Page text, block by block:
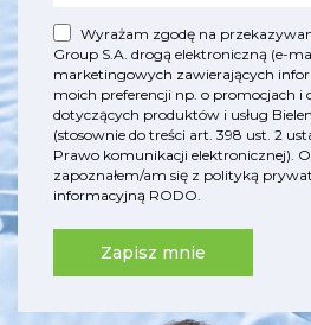
Wyrażam zgodę na
Group S.A. drogą elektroniczną (e-
marketingowych zawierających
moich preferencji np. o promocjach i
dotyczących produktów i usług
(stosownie do treści art. 398 ust. 2
Prawo komunikacji elektronicznej).
zapoznałem/am się z polityką
informacyjną RODO.
Zapisz mnie